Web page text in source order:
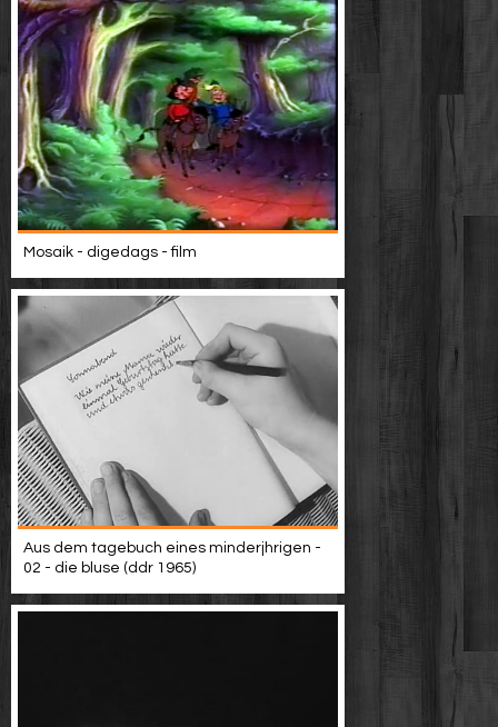
Mosaik - digedags - film
Aus dem tagebuch eines minderjhrigen -
02 - die bluse (ddr 1965)